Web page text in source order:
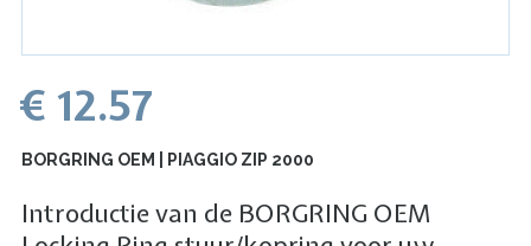
€ 12.57
BORGRING OEM | PIAGGIO ZIP 2000
Introductie van de BORGRING OEM